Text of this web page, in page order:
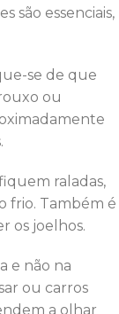
são essenciais,
se de que
ou
raladas,
frio. Também é
os joelhos.
e não na
ou carros
a olhar